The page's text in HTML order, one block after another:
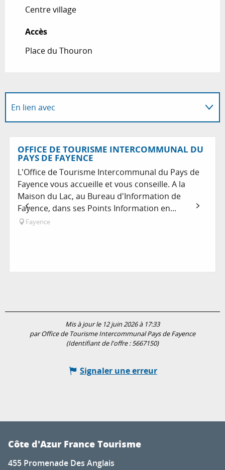
Centre village
Accès
Accès
Place du Thouron
En lien avec
Sur place
OFFICE DE TOURISME INTERCOMMUNAL DU
PAYS DE FAYENCE
L'Office de Tourisme Intercommunal du Pays de
Fayence vous accueille et vous conseille. A la
Maison du Lac, au Bureau d'Information de
Fayence, dans ses Points Information en...
Fayence
Mis à jour le 12 juin 2026 à 17:33
par Office de Tourisme Intercommunal Pays de Fayence
(Identifiant de l'offre :5667150)
Signaler une erreur
Côte d'Azur France Tourisme
455 Promenade Des Anglais